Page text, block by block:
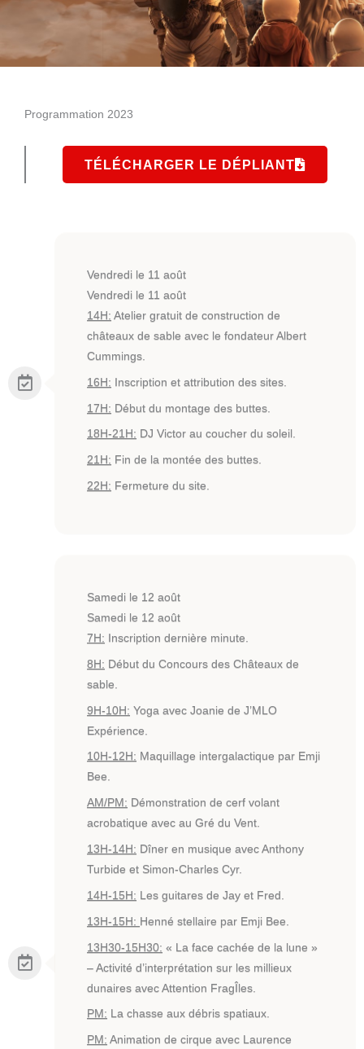
Programmation 2023
TÉLÉCHARGER LE DÉPLIANT
Vendredi le 11 août
Vendredi le 11 août
14H: Atelier gratuit de construction de
châteaux de sable avec le fondateur Albert
Cummings.
16H: Inscription et attribution des sites.
17H: Début du montage des buttes.
18H-21H: DJ Victor au coucher du soleil.
21H: Fin de la montée des buttes.
22H: Fermeture du site.
Samedi le 12 août
Samedi le 12 août
7H: Inscription dernière minute.
8H: Début du Concours des Châteaux de
sable.
9H-10H: Yoga avec Joanie de J’MLO
Expérience.
10H-12H: Maquillage intergalactique par Emji
Bee.
AM/PM: Démonstration de cerf volant
acrobatique avec au Gré du Vent.
13H-14H: Dîner en musique avec Anthony
Turbide et Simon-Charles Cyr.
14H-15H: Les guitares de Jay et Fred.
13H-15H: Henné stellaire par Emji Bee.
13H30-15H30: « La face cachée de la lune »
– Activité d’interprétation sur les millieux
dunaires avec Attention FragÎles.
PM: La chasse aux débris spatiaux.
PM: Animation de cirque avec Laurence